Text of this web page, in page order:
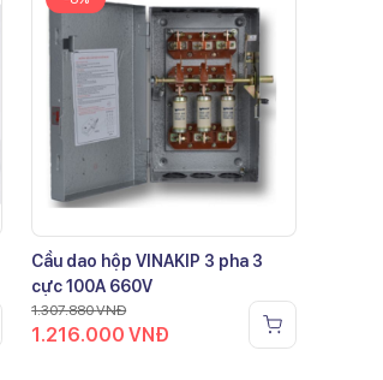
Cầu dao hộp VINAKIP 3 pha 3
cực 100A 660V
1.307.880VNĐ
1.216.000VNĐ